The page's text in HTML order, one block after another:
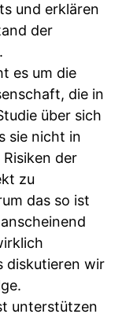
und erklären
der
es um die
die in
über sich
sie nicht in
der
zu
das so ist
diskutieren wir
unterstützen